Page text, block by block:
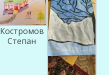
Костромов
Степан